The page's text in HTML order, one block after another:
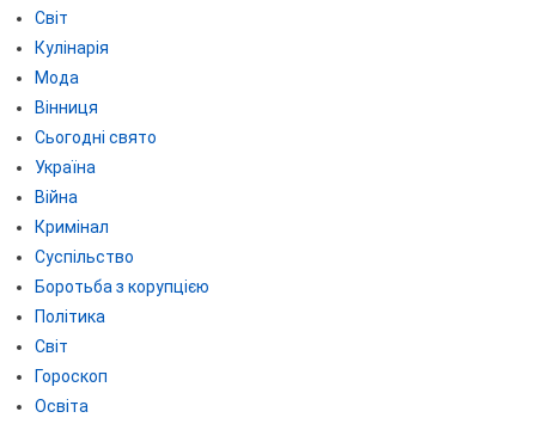
Світ
Кулінарія
Мода
Вінниця
Сьогодні свято
Україна
Війна
Кримінал
Суспільство
Боротьба з корупцією
Політика
Світ
Гороскоп
Освіта